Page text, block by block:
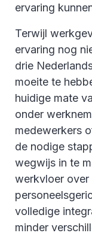
ervaring
Terwijl
ervaring nog
drie
moeite te
huidige mate
onder
medewerkers
de nodige
wegwijs in te
werkvloer over
volledige
minder